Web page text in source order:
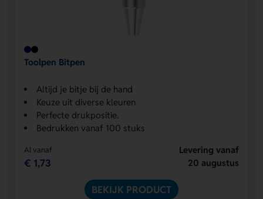
Toolpen Bitpen
Altijd je bitje bij de hand
Keuze uit diverse kleuren
Perfecte drukpositie.
Bedrukken vanaf 100 stuks
Al vanaf
€ 1,73
Levering vanaf
20 augustus
BEKIJK PRODUCT